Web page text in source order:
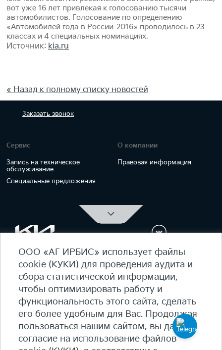
вот уже 16 лет привлекая к голосованию тысячи
автомобилистов. Голосование по определению
«Автомобилей года в России-2016» проводилось в 23
классах и 4 специальных номинациях.
Источник: kia.ru
« Назад к полному списку новостей
Заказать звонок
Сервис
Запись на техническое
обслуживание
Специальные предложения
О компании
Правовая информация
ОФИЦИАЛЬНЫЙ ДИЛЕР Kia Ирбис
ежедневно 09:00 - 21:00
7 (495) 476-39-64
Карта сайта
Политика конфиденциальности
Политика КУКИ (cookie)
+7(495) 644-18-18
ООО «АГ ИРБИС» использует файлы
cookie (КУКИ) для проведения аудита и
сбора статистической информации,
чтобы оптимизировать работу и
функциональность этого сайта, сделать
его более удобным для Вас. Продолжая
пользоваться нашим сайтом, вы даете
согласие на использование файлов